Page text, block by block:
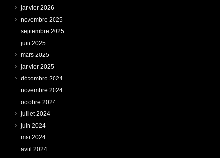
janvier 2026
novembre 2025
septembre 2025
juin 2025
mars 2025
janvier 2025
décembre 2024
novembre 2024
octobre 2024
juillet 2024
juin 2024
mai 2024
avril 2024